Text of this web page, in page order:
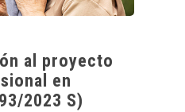
al proyecto
en
2023 S)